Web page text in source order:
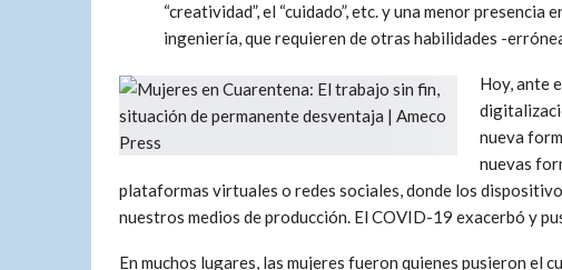
“creatividad”, el “cuidado”, etc. y una menor
ingeniería, que requieren de otras habilidades -
Hoy, ante
nueva
nuevas
plataformas virtuales o redes sociales, donde los
nuestros medios de producción. El COVID-19 exacerbó y
En muchos lugares, las mujeres fueron quienes pusieron el